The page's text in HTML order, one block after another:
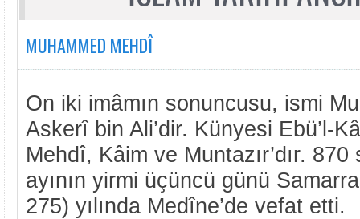
MUHAMMED MEHDÎ
On iki imâmın sonuncusu, ismi
Askerî bin Ali’dir. Künyesi Ebü’l-
Mehdî, Kâim ve Muntazır’dır.
ayının yirmi üçüncü günü
275) yılında Medîne’de vefat etti.